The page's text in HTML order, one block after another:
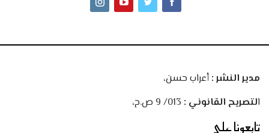
مدير النشر :أعراب حسن،
التصريح القانوني :
تابعونا على